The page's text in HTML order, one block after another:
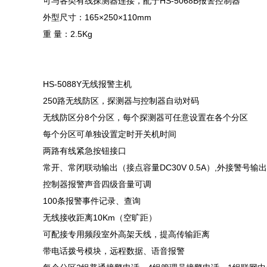
外型尺寸：165×250×110mm
重 量：2.5Kg
HS-5088Y无线报警主机
250路无线防区，探测器与控制器自动对码
无线防区分8个分区，每个探测器可任意设置在各个分区
每个分区可单独设置定时开关机时间
两路有线紧急按钮接口
常开、常闭联动输出（接点容量DC30V 0.5A）,外接警号输
控制器报警声音四级音量可调
100条报警事件记录、查询
无线接收距离10Km（空旷距）
可配接专用频段室外高架天线，提高传输距离
带电话拨号模块，远程数据、语音报警